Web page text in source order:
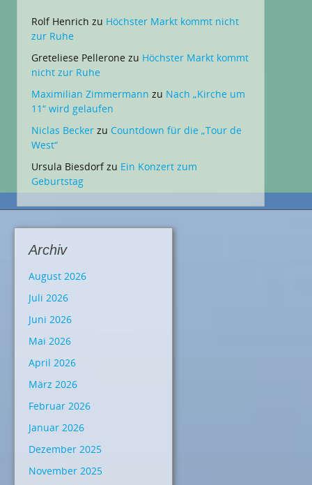
Rolf Henrich zu Höchster Markt kommt nicht
zur Ruhe
Greteliese Pellerone zu Höchster Markt kommt
nicht zur Ruhe
Maximilian Zimmermann zu Nach „Kirche um
11“ wird gelaufen
Niclas Becker zu Countdown für die „Tour de
West“
Ursula Biesdorfzu Ein Konzert zum
Geburtstag
Archiv
August 2026
Juli 2026
Juni 2026
Mai 2026
April 2026
März 2026
Februar 2026
Januar 2026
Dezember 2025
November 2025